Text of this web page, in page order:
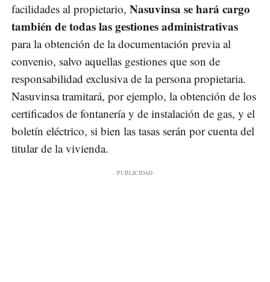
facilidades al propietario, Nasuvinsa se hará cargo
también de todas las gestiones administrativas
para la obtención de la documentación previa al
convenio, salvo aquellas gestiones que son de
responsabilidad exclusiva de la persona propietaria.
Nasuvinsa tramitará, por ejemplo, la obtención de los
certificados de fontanería y de instalación de gas, y el
boletín eléctrico, si bien las tasas serán por cuenta del
titular de la vivienda.